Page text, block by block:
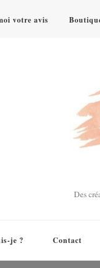
votre avis
Des
je ? Contact